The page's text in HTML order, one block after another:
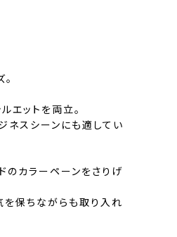
エットを両立。
ネスシーンにも適してい
のカラーペーンをさりげ
を保ちながらも取り入れ